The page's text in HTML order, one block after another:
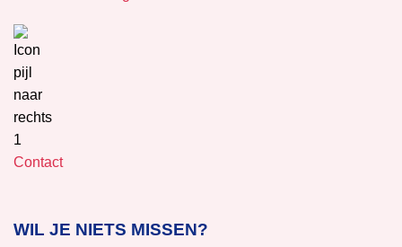
Contact
WIL JE NIETS MISSEN?